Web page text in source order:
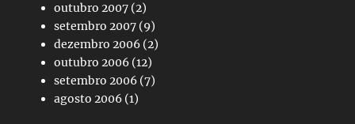
outubro 2007 (2)
setembro 2007 (9)
dezembro 2006 (2)
outubro 2006 (12)
setembro 2006 (7)
agosto 2006 (1)